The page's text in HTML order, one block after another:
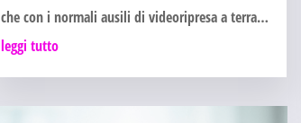
che con i normali ausili di videoripresa a terra…
leggi tutto